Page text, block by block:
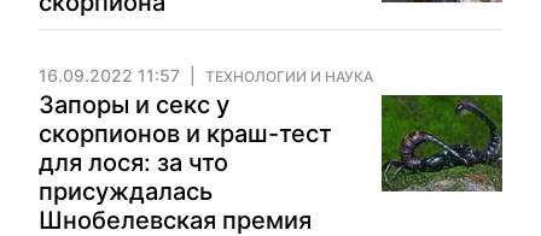
16.09.2022 11:57 ТЕХНОЛОГИИ И НАУКА
Запоры и секс у
скорпионов и краш-тест
для лося: за что
присуждалась
Шнобелевская премия